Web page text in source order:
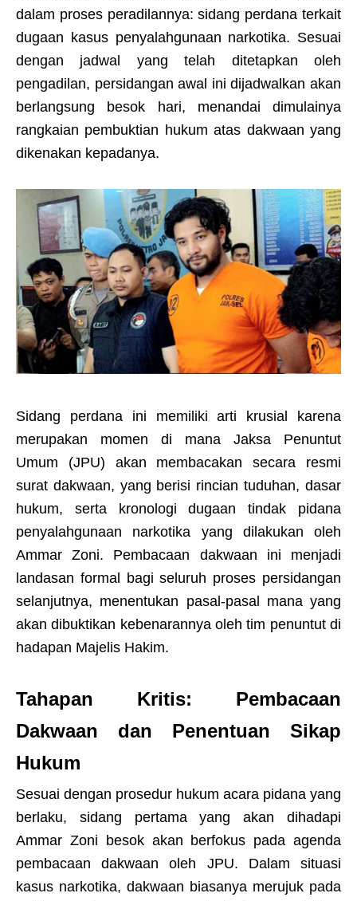
dalam proses peradilannya: sidang perdana terkait
dugaan kasus penyalahgunaan narkotika. Sesuai
dengan jadwal yang telah ditetapkan oleh
pengadilan, persidangan awal ini dijadwalkan akan
berlangsung besok hari, menandai dimulainya
rangkaian pembuktian hukum atas dakwaan yang
dikenakan kepadanya.
Sidang perdana ini memiliki arti krusial karena
merupakan momen di mana Jaksa Penuntut
Umum (JPU) akan membacakan secara resmi
surat dakwaan, yang berisi rincian tuduhan, dasar
hukum, serta kronologi dugaan tindak pidana
penyalahgunaan narkotika yang dilakukan oleh
Ammar Zoni. Pembacaan dakwaan ini menjadi
landasan formal bagi seluruh proses persidangan
selanjutnya, menentukan pasal-pasal mana yang
akan dibuktikan kebenarannya oleh tim penuntut di
hadapan Majelis Hakim.
Tahapan Kritis: Pembacaan
Dakwaan dan Penentuan Sikap
Hukum
Sesuai dengan prosedur hukum acara pidana yang
berlaku, sidang pertama yang akan dihadapi
Ammar Zoni besok akan berfokus pada agenda
pembacaan dakwaan oleh JPU. Dalam situasi
kasus narkotika, dakwaan biasanya merujuk pada